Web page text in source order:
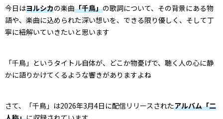
今日はヨルシカの楽曲「千鳥」の歌詞について、その背景にある物
語や、楽曲に込められた深い想いを、できる限り優しく、そして丁
寧に紐解いていきたいと思います
「千鳥」というタイトル自体が、どこか物憂げで、聴く人の心に静
かに語りかけてくるような響きがありますよね
さて、「千鳥」は2026年3月4日に配信リリースされたアルバム「二